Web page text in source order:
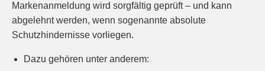
Markenanmeldung wird sorgfältig geprüft – und kann
abgelehnt werden, wenn sogenannte absolute
Schutzhindernisse vorliegen.
Dazu gehören unter anderem: